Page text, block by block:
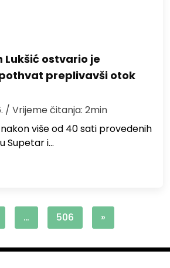
Lukšić ostvario je
preplivavši otok
/ Vrijeme čitanja: 2min
više od 40 sati provedenih
Supetar i…
… 506 »